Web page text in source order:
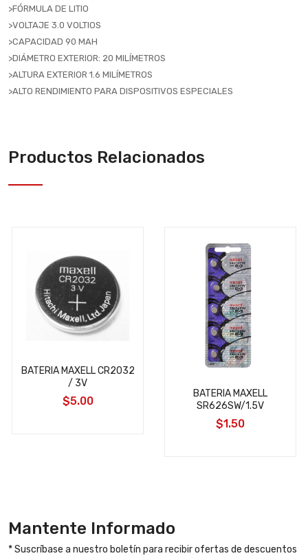
>FÓRMULA DE LITIO
>VOLTAJE 3.0 VOLTIOS
>CAPACIDAD 90 MAH
>DIÁMETRO EXTERIOR: 20 MILÍMETROS
>ALTURA EXTERIOR 1.6 MILÍMETROS
>ALTO RENDIMIENTO PARA DISPOSITIVOS ESPECIALES
Productos Relacionados
BATERIA MAXELL CR2032
/ 3V
$5.00
BATERIA MAXELL
SR626SW/1.5V
$1.50
Mantente Informado
* Suscríbase a nuestro boletín para recibir ofertas de descuentos